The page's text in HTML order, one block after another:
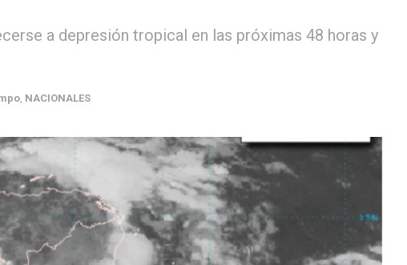
a depresión tropical en las próximas 48 horas y
NACIONALES